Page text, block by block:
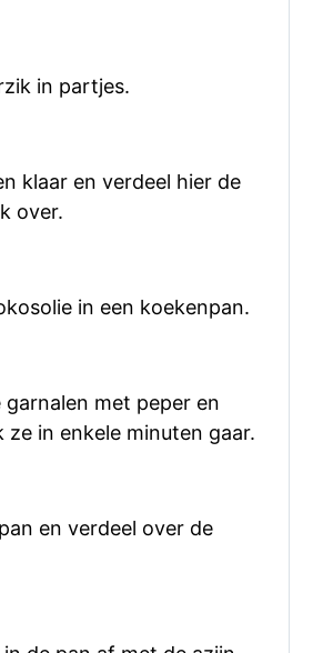
in partjes.
klaar en verdeel hier de
over.
in een koekenpan.
garnalen met peper en
ze in enkele minuten gaar.
en verdeel over de